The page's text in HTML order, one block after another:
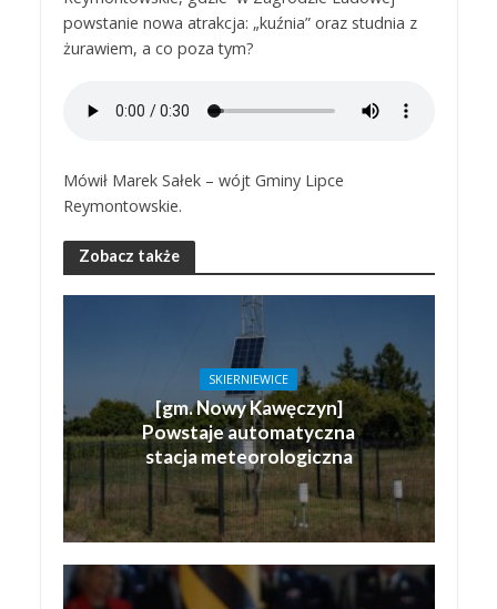
powstanie nowa atrakcja: „kuźnia” oraz studnia z
żurawiem, a co poza tym?
Mówił Marek Sałek – wójt Gminy Lipce
Reymontowskie.
Zobacz także
SKIERNIEWICE
[gm. Nowy Kawęczyn]
Powstaje automatyczna
stacja meteorologiczna